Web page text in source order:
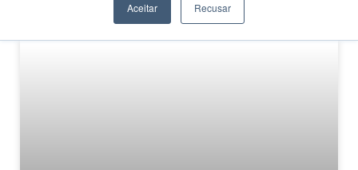
Aceitar Recusar
MERCADO DE TRABALHO